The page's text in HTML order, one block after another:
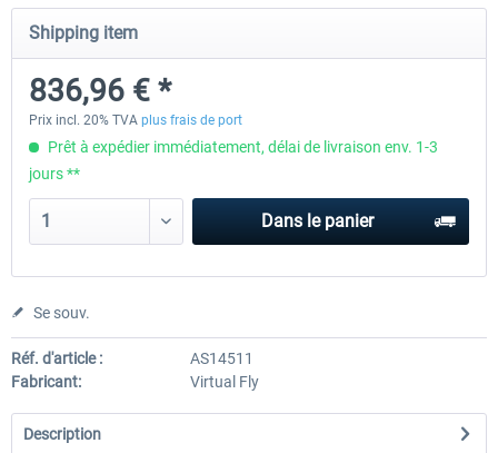
Shipping item
836,96 € *
Prix incl. 20% TVA plus frais de port
Prêt à expédier immédiatement, délai de livraison env. 1-3
jours **
Dans le panier
Se souv.
Réf. d'article :
AS14511
Fabricant:
Virtual Fly
Description